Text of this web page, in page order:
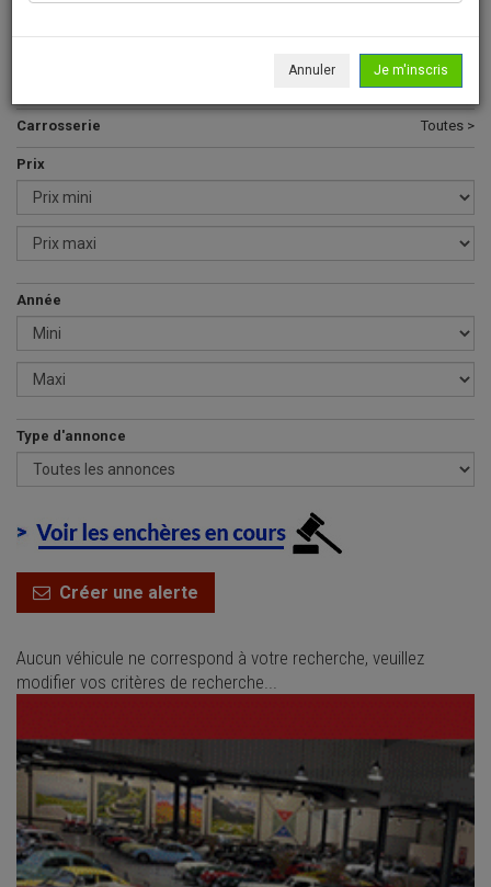
Tous >
Carrosserie Toutes >
Prix
Année
Type d'annonce
Créer une alerte
Aucun véhicule ne correspond à votre recherche, veuillez
modifier vos critères de recherche...
Annuler Je m'inscris